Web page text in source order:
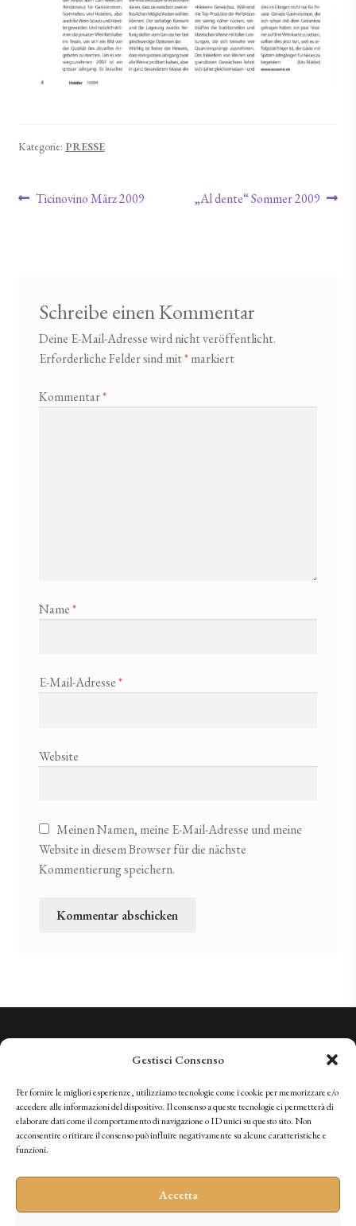
Gestisci Consenso
Per fornire le migliori esperienze, utilizziamo tecnologie come i cookie per memorizzare e/o
accedere alle informazioni del dispositivo. Il consenso a queste tecnologie ci permetterà di
elaborare dati come il comportamento di navigazione o ID unici su questo sito. Non
acconsentire o ritirare il consenso può influire negativamente su alcune caratteristiche e
funzioni.
Accetta
Kategorie: PRESSE
Beitragsnavigation
Vorheriger Beitrag:
Ticinovino März 2009 Nächster Beitrag:
„Al dente“ Sommer 2009
Schreibe einen Kommentar
Deine E-Mail-Adresse wird nicht veröffentlicht.
Erforderliche Felder sind mit*markiert
Kommentar*
Name*
E-Mail-Adresse*
Website
Meinen Namen, meine E-Mail-Adresse und meine
Website in diesem Browser für die nächste
Kommentierung speichern.
+41 (0)91 966 28 08
vini@tenutabally.ch
IT FR EN DE